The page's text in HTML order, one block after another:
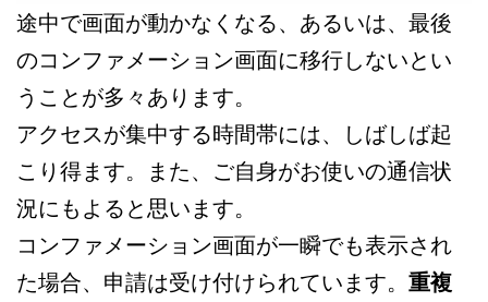
途中で画面が動かなくなる、あるいは、最後
のコンファメーション画面に移行しないとい
うことが多々あります。
アクセスが集中する時間帯には、しばしば起
こり得ます。また、ご自身がお使いの通信状
況にもよると思います。
コンファメーション画面が一瞬でも表示され
た場合、申請は受け付けられています。 重複